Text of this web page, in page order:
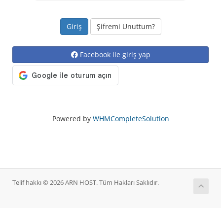
Şifremi Unuttum?
Facebook ile giriş yap
Powered by WHMCompleteSolution
Telif hakkı © 2026 ARN HOST. Tüm Hakları Saklıdır.